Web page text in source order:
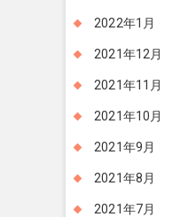
2022年1月
2021年12月
2021年11月
2021年10月
2021年9月
2021年8月
2021年7月